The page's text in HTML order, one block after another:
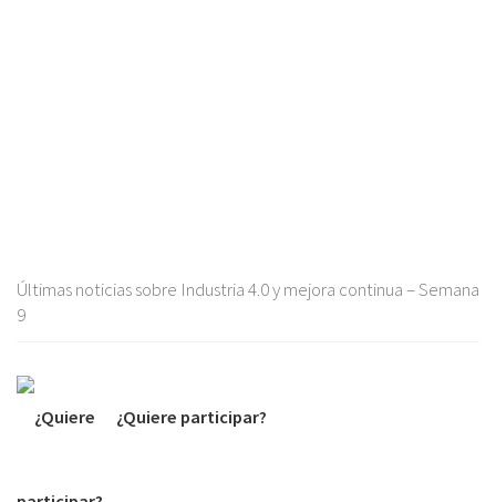
Últimas noticias sobre Industria 4.0 y mejora continua – Semana
9
¿Quiere participar?